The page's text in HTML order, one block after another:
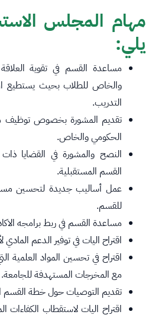
مهام المجلس
يلي:
مساعدة القسم في تقوية
والخاص للطلاب بحيث يستطيع
التدريب.
تقديم المشورة بخصوص توظيف
الحكومي والخاص.
النصح والمشورة في القضايا ذات
القسم المستقبلية.
عمل أساليب جديدة لتحسين
للقسم.
مساعدة القسم في ربط برامجه
اقتراح اليات في توفير الدعم
اقتراح في تحسين المواد العلمية
مع المخرجات المستهدفة للجامعة.
تقديم التوصيات حول خطة القسم
اقتراح اليات لاستقطاب الكفاءات